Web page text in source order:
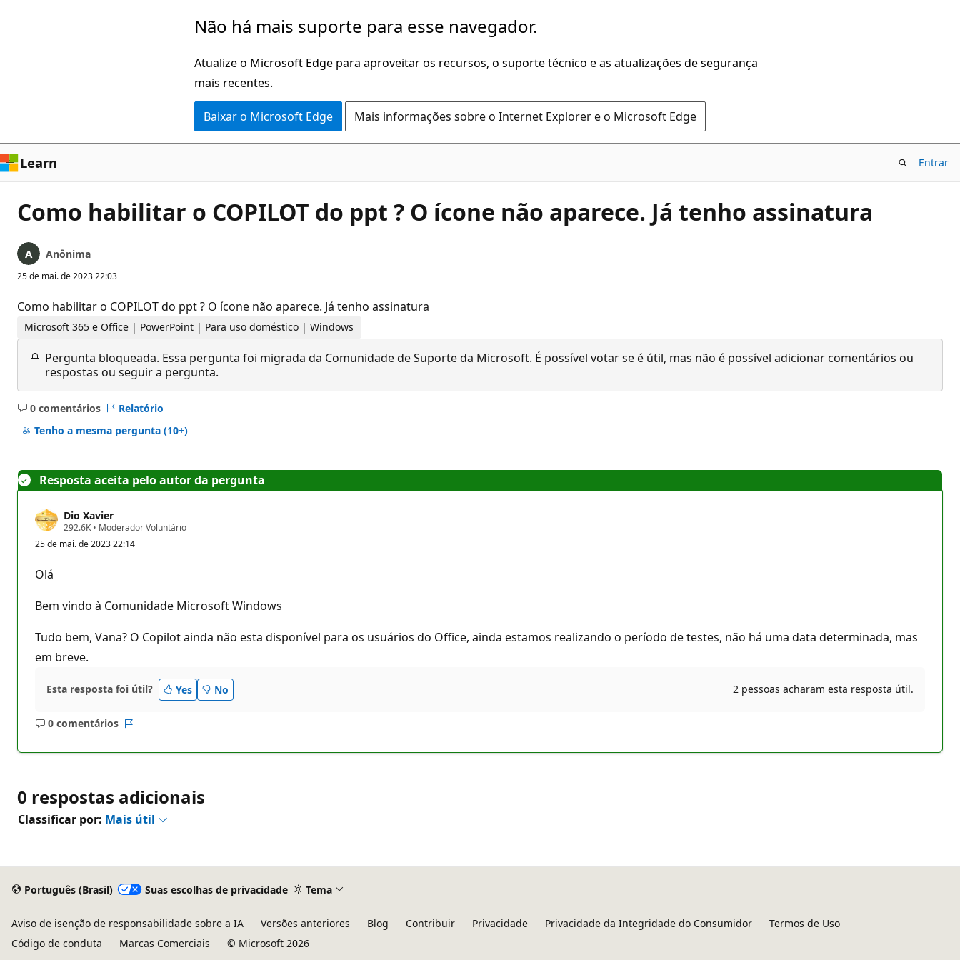
Não há mais suporte para esse navegador.
Atualize o Microsoft Edge para aproveitar os recursos, o suporte técnico e as atualizações de segurança
mais recentes.
Baixar o Microsoft Edge Mais informações sobre o Internet Explorer e o Microsoft Edge
Learn Entrar
Como habilitar o COPILOT do ppt ? O ícone não aparece. Já tenho assinatura
Anônima
25 de mai. de 2023 22:03
Como habilitar o COPILOT do ppt ? O ícone não aparece. Já tenho assinatura
Microsoft 365 e Office | PowerPoint | Para uso doméstico | Windows
Pergunta bloqueada. Essa pergunta foi migrada da Comunidade de Suporte da Microsoft. É possível votar se é útil, mas não é possível adicionar comentários ou
respostas ou seguir a pergunta.
0 comentários
Sem
comentários
Relatório
Tenho a mesma pergunta (10+)
Resposta aceita pelo autor da pergunta
Dio Xavier
292.6K P
n
e
r
p
ã
• Moderador Voluntário
25 de mai. de 2023 22:14
Olá
Bem vindo à Comunidade Microsoft Windows
Tudo bem, Vana? O Copilot ainda não esta disponível para os usuários do Office, ainda estamos realizando o período de testes, não há uma data determinada, mas
em breve.
Esta resposta foi útil? Yes No 2 pessoas acharam esta resposta útil.
0 comentários
Sem
0 respostas adicionais
Classificar por: Mais útil
Português (Brasil) Suas escolhas de privacidade Tema
Aviso de isenção de responsabilidade sobre a IA Versões anteriores Blog Contribuir Privacidade Privacidade da Integridade do Consumidor
Termos de Uso
Código de conduta
Marcas Comerciais © Microsoft 2026